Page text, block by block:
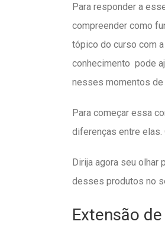
Para responder a
compreender como
tópico do curso com a
conhecimento pode
nesses momentos de
Para começar essa
diferenças entre elas.
Dirija agora seu olhar
desses produtos no
Extensão